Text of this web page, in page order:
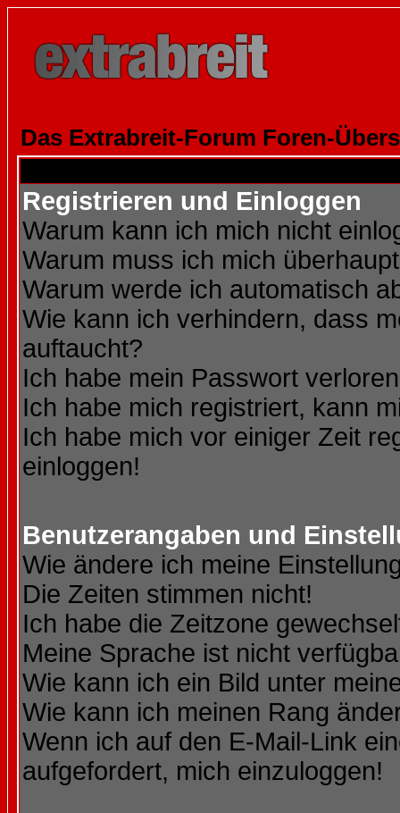
Das Extrabreit-Forum Foren-
Registrieren und Einloggen
Warum kann ich mich nicht
Warum muss ich mich
Warum werde ich automatisch
Wie kann ich verhindern, dass
auftaucht?
Ich habe mein Passwort
Ich habe mich registriert, kann
Ich habe mich vor einiger Zeit
einloggen!
Benutzerangaben und
Wie ändere ich meine
Die Zeiten stimmen nicht!
Ich habe die Zeitzone
Meine Sprache ist nicht
Wie kann ich ein Bild unter
Wie kann ich meinen Rang
Wenn ich auf den E-Mail-Link
aufgefordert, mich einzuloggen!